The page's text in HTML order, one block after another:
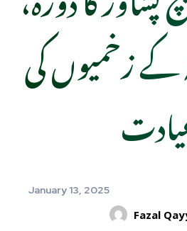
زخمیوں کی
January 13, 2025
Fazal